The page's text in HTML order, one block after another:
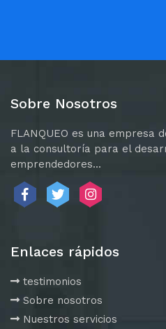
Sobre Nosotros
FLANQUEO es una empresa
a la consultoría para el
emprendedores...
Enlaces rápidos
testimonios
Sobre nosotros
Nuestros servicios